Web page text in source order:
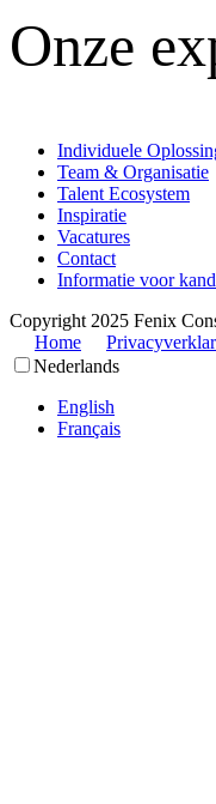
Onze
Individuele
Team & Organisatie
Talent Ecosystem
Inspiratie
Vacatures
Contact
Informatie voor
Copyright 2025 Fenix
Home
Nederlands
English
Français